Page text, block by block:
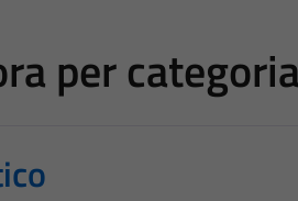
per categoria